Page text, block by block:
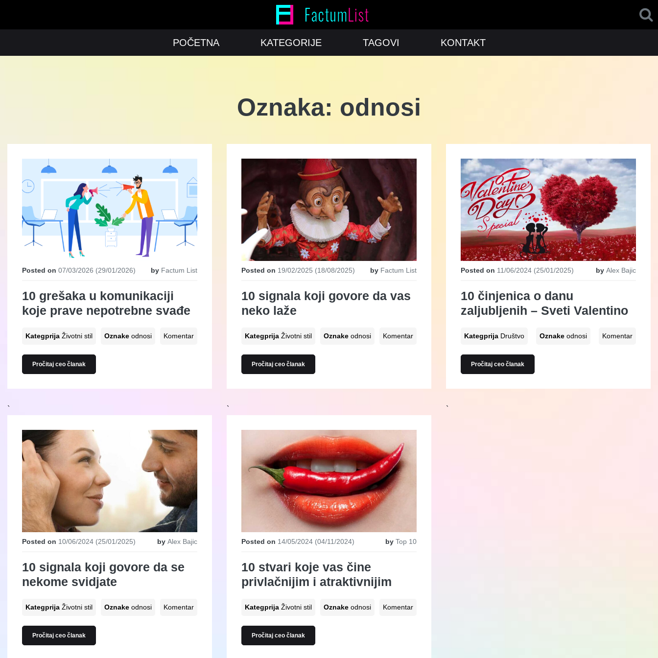
POČETNA KATEGORIJE TAGOVI KONTAKT
Oznaka: odnosi
Posted on 07/03/2026 (29/01/2026) by Factum List
10 grešaka u komunikaciji
koje prave nepotrebne svađe
Kategprija Životni stil Oznake odnosi Komentar
Pročitaj ceo članak
`
Posted on 19/02/2025 (18/08/2025) by Factum List
10 signala koji govore da vas
neko laže
Kategprija Životni stil Oznake odnosi Komentar
Pročitaj ceo članak
`
Posted on 11/06/2024(25/01/2025) by Alex Bajic
10 činjenica o danu
zaljubljenih – Sveti Valentino
Kategprija Društvo Oznake odnosi Komentar
Pročitaj ceo članak
`
Posted on 10/06/2024 (25/01/2025) by Alex Bajic
10 signala koji govore da se
nekome svidjate
Kategprija Životni stil Oznake odnosi Komentar
Pročitaj ceo članak
Posted on 14/05/2024(04/11/2024) by Top 10
10 stvari koje vas čine
privlačnijim i atraktivnijim
Kategprija Životni stil Oznake odnosi Komentar
Pročitaj ceo članak